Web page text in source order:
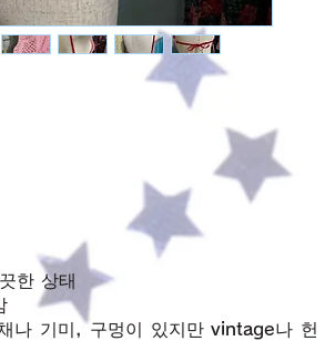
한 상태
나 기미, 구멍이 있지만 vintage나 헌